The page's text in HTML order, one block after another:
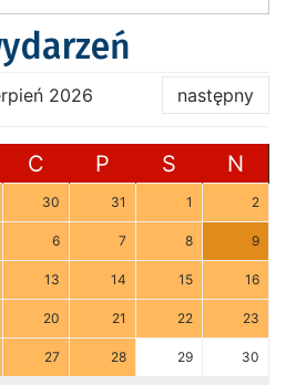
2026 następny
C P S N
30 31 1 2
6 7 8 9
13 14 15 16
20 21 22 23
27 28 29 30